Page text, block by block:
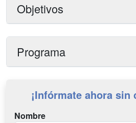
Objetivos
Programa
¡Infórmate ahora sin
Nombre